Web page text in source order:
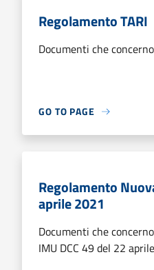
Regolamento TARI
Documenti che
GO TO PAGE
Regolamento
aprile 2021
Documenti che
IMU DCC 49 del 22